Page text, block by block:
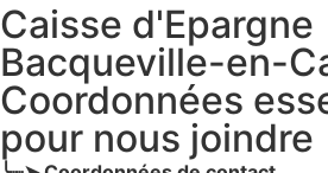
Caisse d'Epargne
Bacqueville-en-
Coordonnées
pour nous joindre